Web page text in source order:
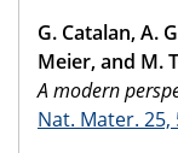
G. Catalan, A.
Meier, and M.
A modern
Nat. Mater. 25,